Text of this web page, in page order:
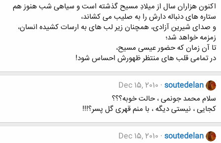
اکنون هزاران سال از میلادِ مسیح گذشته است و سیاهی شب هنوز هم
ستاره های دنباله دارش را به صلیب می کشاند،
و صدای شیرین آزادی، همچنان زیر لب های به ارسات کشیده انسان،
زمزمه خواهد شد؛
تا آن زمان که حضور عیسی مسیح،
در تمامی قلب های منتظر ظهورش احساس شود!
soutedelan
Dec 15, 2010
سلام محمد جونمی ، حالت خوبه؟؟؟
کجایی ، نیستی دیگه ، با منم قهری گل پسر؟!!!
soutedelan
Dec 15, 2010